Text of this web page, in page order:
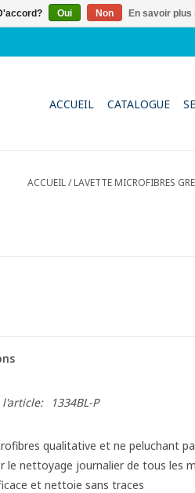
ACCUEIL CATALOGUE
ACCUEIL/LAVETTE MICROFIBRES
1334BL-P
qualitative et ne peluchant
le nettoyage journalier de tous les
et nettoie sans traces
Oui Non En savoir